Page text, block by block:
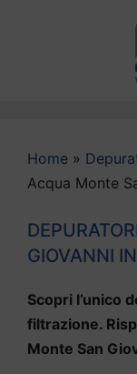
Home »
Acqua Monte
GIOVANNI
Scopri l’unico
filtrazione.
Monte San